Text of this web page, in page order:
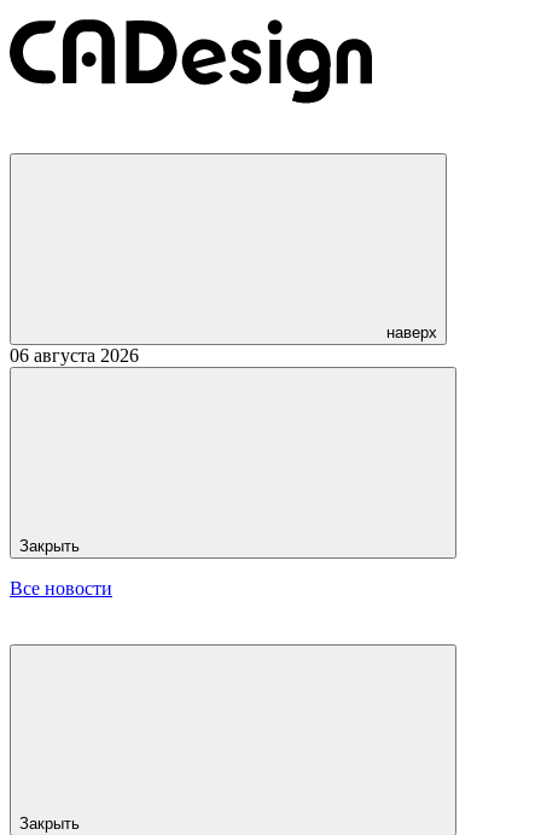
наверх
06 августа 2026
Закрыть
Все новости
Закрыть